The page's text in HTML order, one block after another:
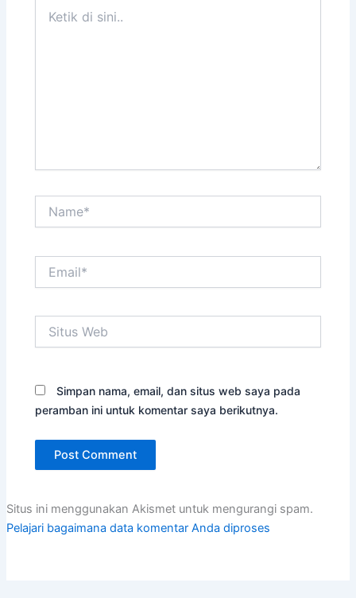
Web
Simpan nama, email, dan situs web saya pada
peramban ini untuk komentar saya berikutnya.
Situs ini menggunakan Akismet untuk mengurangi spam.
Pelajari bagaimana data komentar Anda diproses